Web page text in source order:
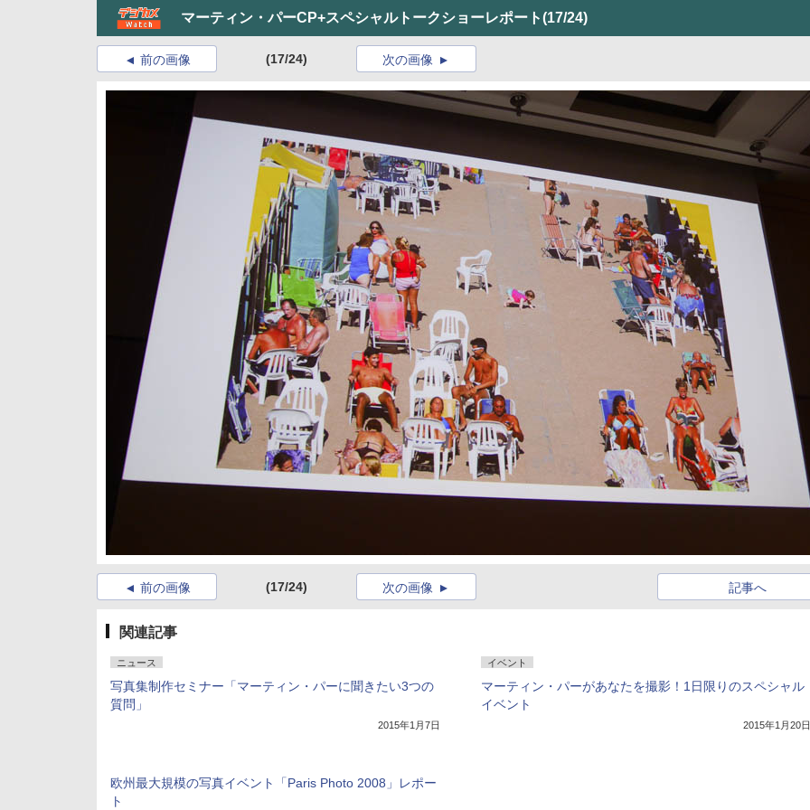
マーティン・パーCP+スペシャルトークショーレポート(17/24)
前の画像 (17/24) 次の画像
前の画像 (17/24) 記事へ
次の画像
関連記事
ニュース
写真集制作セミナー「マーティン・パーに聞きたい3つの
質問」
2015年1月7日
イベント
マーティン・パーがあなたを撮影！1日限りのスペシャル
イベント
2015年1月20日
欧州最大規模の写真イベント「Paris Photo 2008」レポー
ト